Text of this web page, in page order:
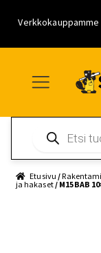
navigointiin
sisältöön
pääsisältöön
search
Etusivu /
ja hakaset/ M15BAB